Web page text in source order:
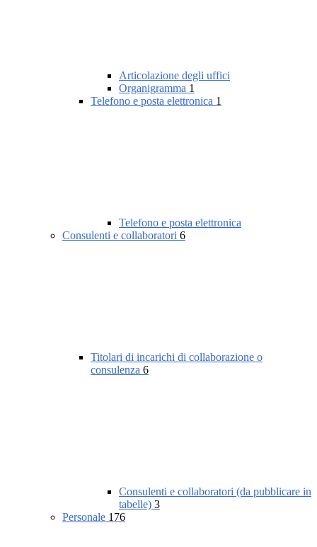
Articolazione degli uffici
Organigramma 1
Telefono e posta elettronica 1
Telefono e posta elettronica
Consulenti e collaboratori 6
Titolari di incarichi di collaborazione o
consulenza 6
Consulenti e collaboratori (da pubblicare in
tabelle) 3
Personale 176